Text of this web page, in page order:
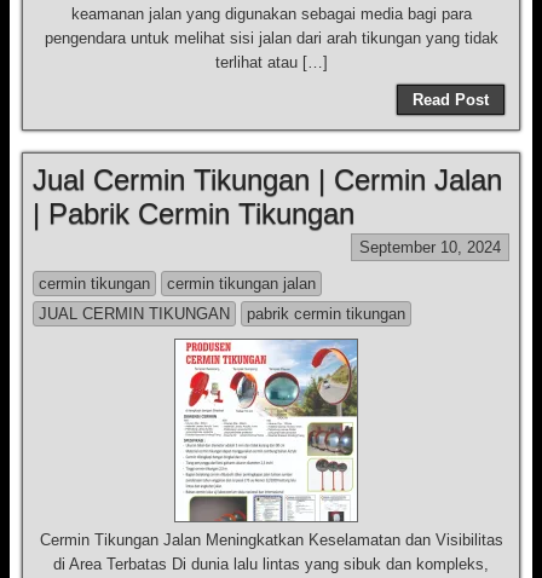
keamanan jalan yang digunakan sebagai media bagi para
pengendara untuk melihat sisi jalan dari arah tikungan yang tidak
terlihat atau […]
Read Post
Jual Cermin Tikungan | Cermin Jalan
| Pabrik Cermin Tikungan
September 10, 2024
cermin tikungan
cermin tikungan jalan
JUAL CERMIN TIKUNGAN
pabrik cermin tikungan
Cermin Tikungan Jalan Meningkatkan Keselamatan dan Visibilitas
di Area Terbatas Di dunia lalu lintas yang sibuk dan kompleks,